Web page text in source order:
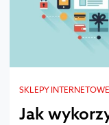
SKLEPY INTERNETOWE
Jak